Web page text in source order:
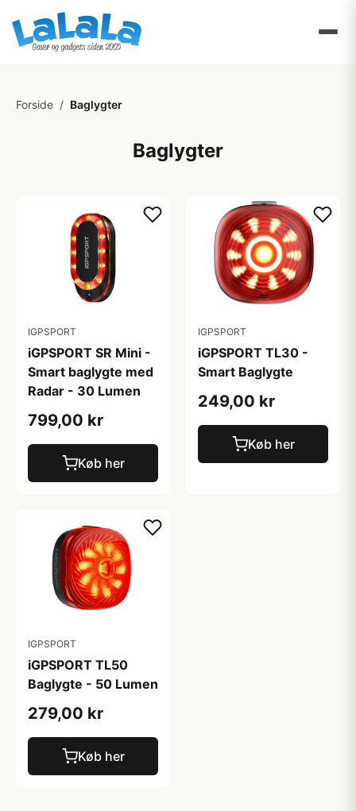
Forside / Baglygter
Baglygter
IGPSPORT
iGPSPORT SR Mini -
Smart baglygte med
Radar - 30 Lumen
799,00 kr
Køb her
IGPSPORT
iGPSPORT TL30 -
Smart Baglygte
249,00 kr
Køb her
IGPSPORT
iGPSPORT TL50
Baglygte - 50 Lumen
279,00 kr
Køb her